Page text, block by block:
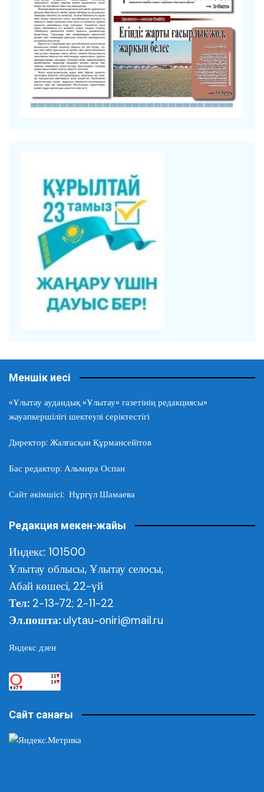
Меншік иесі
«Ұлытау аудандық «Ұлытау» газетінің редакциясы»
жауапкершілігі шектеулі серіктестігі
Директор: Жалғасқан Құрмансейітов
Бас редактор: Альмира Оспан
Сайт әкімшісі: Нұргүл Шамаева
Редакция мекен-жайы
Индекс: 101500
Ұлытау облысы, Ұлытау селосы,
Абай көшесі, 22-үй
Тел: 2-13-72; 2-11-22
Эл.пошта: ulytau-oniri@mail.ru
Яндекс дзен
Сайт санағы